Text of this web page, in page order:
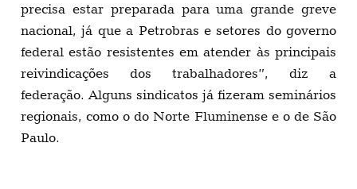
precisa estar preparada para uma grande greve
nacional, já que a Petrobras e setores do governo
federal estão resistentes em atender às principais
reivindicações dos trabalhadores”, diz a
federação. Alguns sindicatos já fizeram seminários
regionais, como o do Norte Fluminense e o de São
Paulo.